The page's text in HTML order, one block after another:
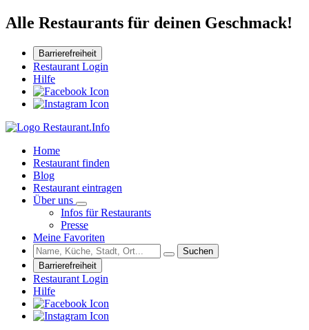
Alle Restaurants für deinen Geschmack!
Barrierefreiheit
Restaurant Login
Hilfe
Home
Restaurant finden
Blog
Restaurant eintragen
Über uns
Infos für Restaurants
Presse
Meine Favoriten
Suchen
Barrierefreiheit
Restaurant Login
Hilfe